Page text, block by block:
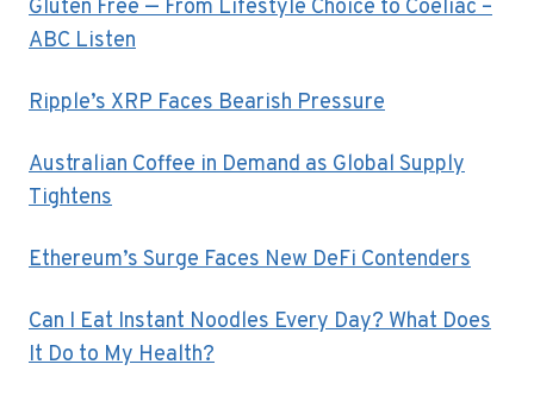
Gluten Free — From Lifestyle Choice to Coeliac –
ABC Listen
Ripple’s XRP Faces Bearish Pressure
Australian Coffee in Demand as Global Supply
Tightens
Ethereum’s Surge Faces New DeFi Contenders
Can I Eat Instant Noodles Every Day? What Does
It Do to My Health?